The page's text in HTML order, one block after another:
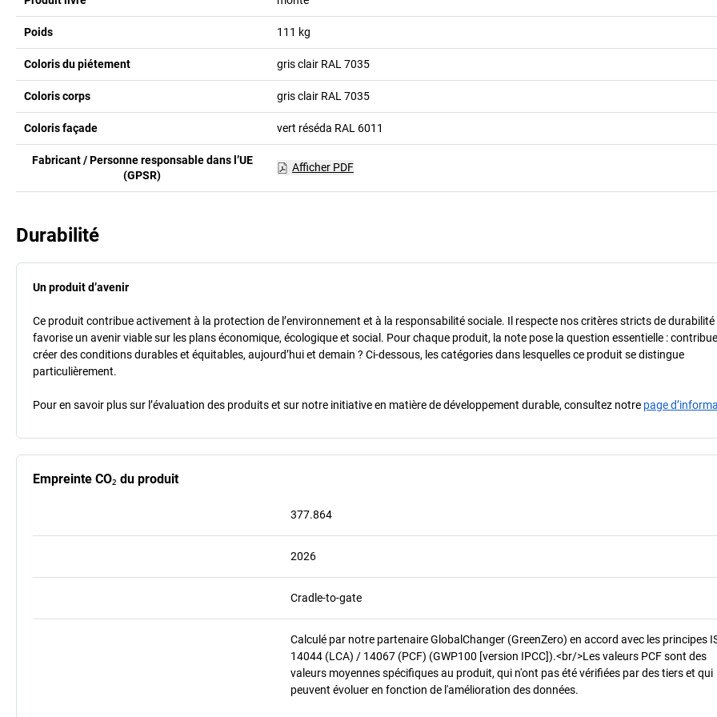
Poids 111 kg
Coloris du piétement gris clair RAL 7035
Coloris corps gris clair RAL 7035
Coloris façade vert réséda RAL 6011
Fabricant / Personne responsable dans l’UE
(GPSR)
Afficher PDF
Durabilité
Un produit d’avenir
Ce produit contribue activement à la protection de l’environnement et à la responsabilité sociale. Il respecte nos critères stricts de durabilité
favorise un avenir viable sur les plans économique, écologique et social. Pour chaque produit, la note pose la question essentielle :
créer des conditions durables et équitables, aujourd’hui et demain ? Ci-dessous, les catégories dans lesquelles ce produit se distingue
particulièrement.
Pour en savoir plus sur l’évaluation des produits et sur notre initiative en matière de développement durable, consultez notre page
Empreinte CO₂ du produit
377.864
2026
Cradle-to-gate
Calculé par notre partenaire GlobalChanger (GreenZero) en accord avec les principes
14044 (LCA) / 14067 (PCF) (GWP100 [version IPCC]).<br/>Les valeurs PCF sont des
valeurs moyennes spécifiques au produit, qui n'ont pas été vérifiées par des tiers et qui
peuvent évoluer en fonction de l'amélioration des données.